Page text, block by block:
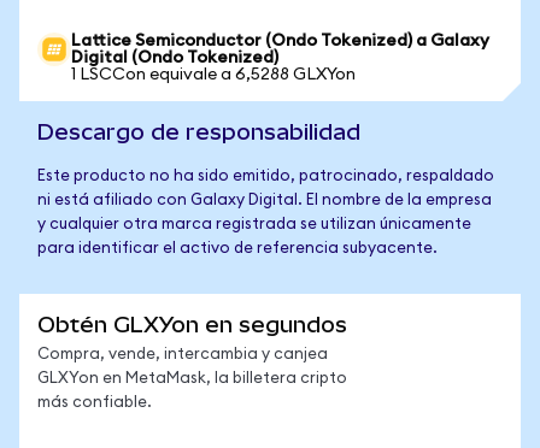
Lattice Semiconductor (Ondo Tokenized) a Galaxy
Digital (Ondo Tokenized)
1 LSCCon equivale a 6,5288 GLXYon
Descargo de responsabilidad
Este producto no ha sido emitido, patrocinado, respaldado
ni está afiliado con Galaxy Digital. El nombre de la empresa
y cualquier otra marca registrada se utilizan únicamente
para identificar el activo de referencia subyacente.
Obtén GLXYon en segundos
Compra, vende, intercambia y canjea
GLXYon en MetaMask, la billetera cripto
más confiable.